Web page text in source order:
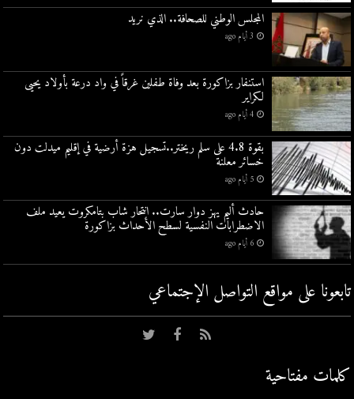
المجلس الوطني للصحافة.. الذي نريد
3 أيام ago
استنفار بزاكورة بعد وفاة طفلين غرقاً في واد درعة بأولاد يحيى
لكراير
4 أيام ago
بقوة 4.8 على سلم ريختر..تسجيل هزة أرضية في إقليم ميدلت دون
خسائر معلنة
5 أيام ago
حادث أليم يهز دوار سارت.. انتحار شاب بتامكروت يعيد ملف
الاضطرابات النفسية لسطح الأحداث بزاكورة
6 أيام ago
تابعونا على مواقع التواصل اﻹجتماعي
كلمات مفتاحية